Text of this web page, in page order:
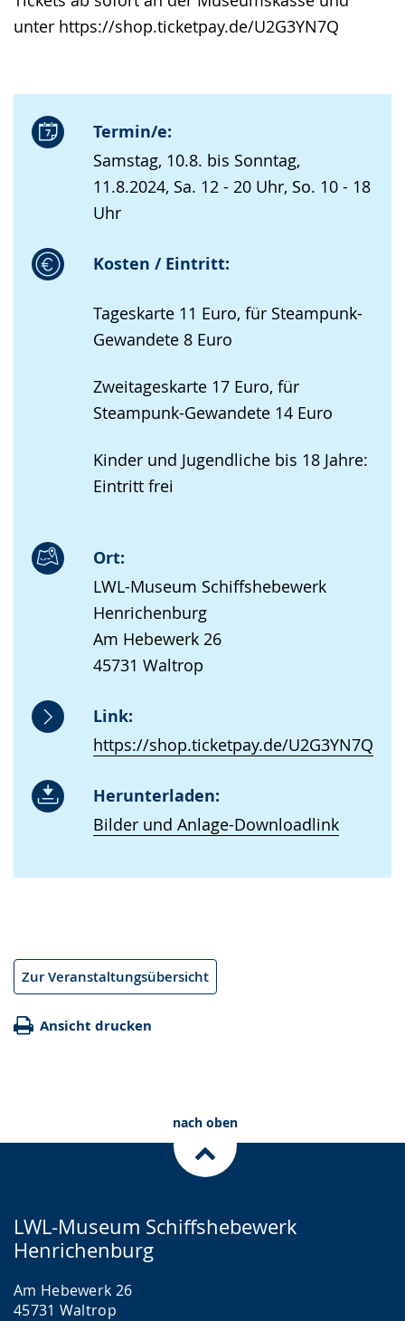
unter https://shop.ticketpay.de/U2G3YN7Q
Termin/e:
Samstag, 10.8. bis Sonntag,
11.8.2024, Sa. 12 - 20 Uhr, So. 10 - 18
Uhr
Kosten / Eintritt:
Tageskarte 11 Euro, für Steampunk-
Gewandete 8 Euro
Zweitageskarte 17 Euro, für
Steampunk-Gewandete 14 Euro
Kinder und Jugendliche bis 18 Jahre:
Eintritt frei
Ort:
LWL-Museum Schiffshebewerk
Henrichenburg
Am Hebewerk 26
45731 Waltrop
Link:
https://shop.ticketpay.de/U2G3YN7Q
Herunterladen:
Bilder und Anlage-Downloadlink
Zur Veranstaltungsübersicht
Ansicht drucken
nach oben
LWL-Museum Schiffshebewerk
Henrichenburg
Am Hebewerk 26
45731 Waltrop